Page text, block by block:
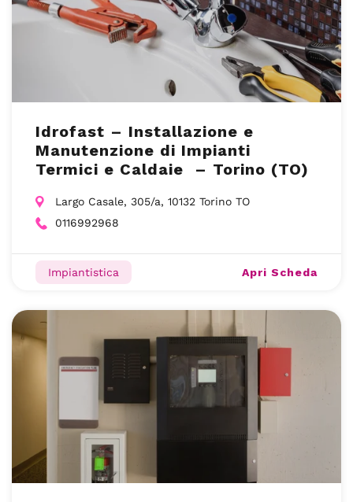
Idrofast – Installazione e
Manutenzione di Impianti
Termici e Caldaie – Torino (TO)
Largo Casale, 305/a, 10132 Torino TO
0116992968
Impiantistica Apri Scheda